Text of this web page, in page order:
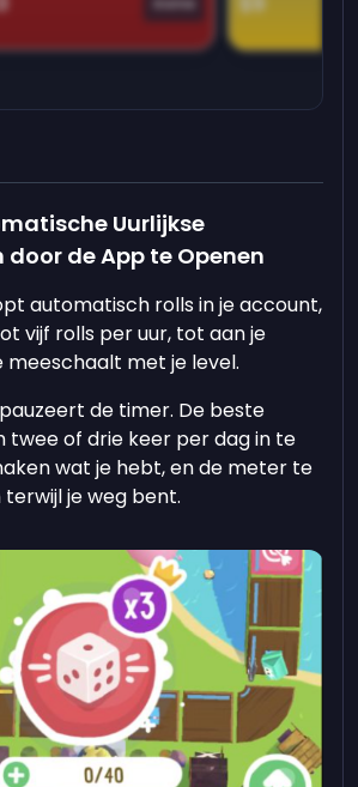
Uurlijkse
de App te Openen
automatisch rolls in je account,
vijf rolls per uur, tot aan je
meeschaalt met je level.
de timer. De beste
twee of drie keer per dag in te
wat je hebt, en de meter te
je weg bent.